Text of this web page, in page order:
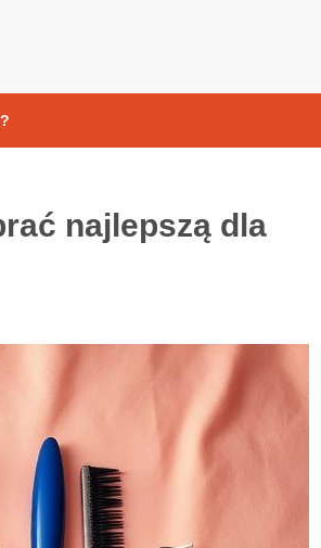
najlepszą dla